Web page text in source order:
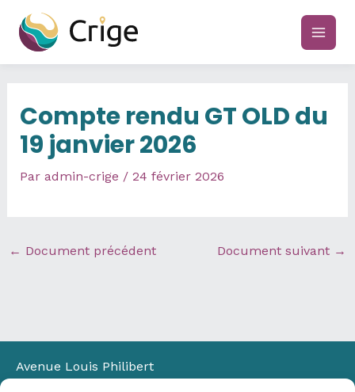
contenu
main
Compte rendu GT OLD du
19 janvier 2026
Par admin-crige / 24 février 2026
← Document précédent Document suivant →
Avenue Louis Philibert